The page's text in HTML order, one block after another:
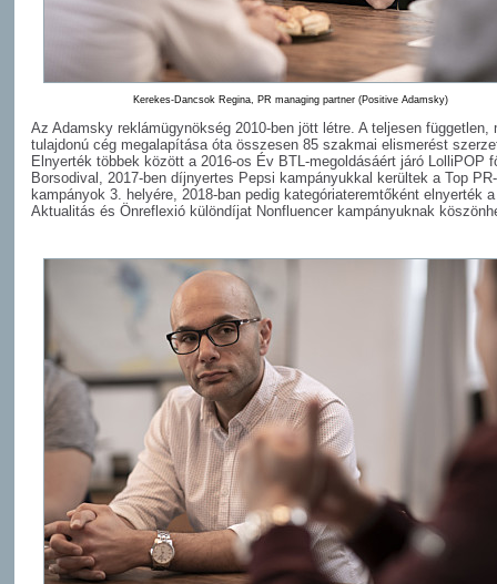
Kerekes-Dancsok Regina, PR managing partner (Positive Adamsky)
Az Adamsky reklámügynökség 2010-ben jött létre. A teljesen független,
tulajdonú cég megalapítása óta összesen 85 szakmai elismerést
Elnyerték többek között a 2016-os Év BTL-megoldásáért járó LolliPOP
Borsodival, 2017-ben díjnyertes Pepsi kampányukkal kerültek a Top PR-
kampányok 3. helyére, 2018-ban pedig kategóriateremtőként elnyerték
Aktualitás és Önreflexió különdíjat Nonfluencer kampányuknak